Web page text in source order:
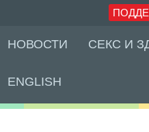
НОВОСТИ СЕКС И
ENGLISH